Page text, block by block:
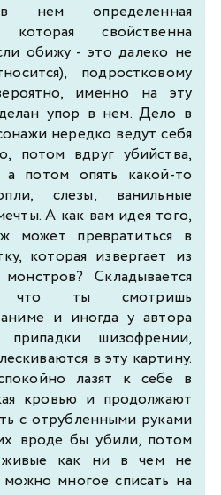
нем определенная
которая свойственна
обижу - это далеко не
подростковому
именно на эту
упор в нем. Дело в
нередко ведут себя
потом вдруг убийства,
потом опять какой-то
слезы, ванильные
А как вам идея того,
может превратиться в
которая извергает из
Складывается
что ты смотришь
и иногда у автора
припадки шизофрении,
в эту картину.
лазят к себе в
кровью и продолжают
с отрубленными руками
вроде бы убили, потом
как ни в чем не
многое списать на